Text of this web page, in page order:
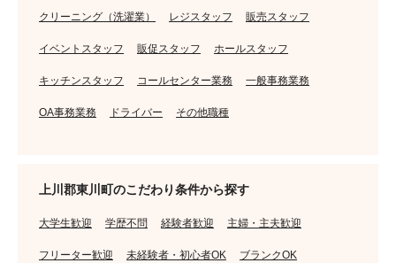
クリーニング（洗濯業） レジスタッフ 販売スタッフ
イベントスタッフ 販促スタッフ ホールスタッフ
キッチンスタッフ コールセンター業務 一般事務業務
OA事務業務 ドライバー その他職種
上川郡東川町のこだわり条件から探す
大学生歓迎 学歴不問 経験者歓迎 主婦・主夫歓迎
フリーター歓迎 未経験者・初心者OK ブランクOK